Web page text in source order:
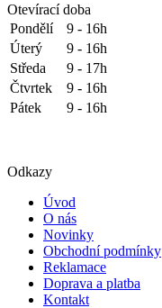
Otevírací doba
Pondělí
9 - 16h
Úterý
9 - 16h
Středa
9 - 17h
Čtvrtek
9 - 16h
Pátek
9 - 16h
Odkazy
Úvod
O nás
Novinky
Obchodní podmínky
Reklamace
Doprava a platba
Kontakt